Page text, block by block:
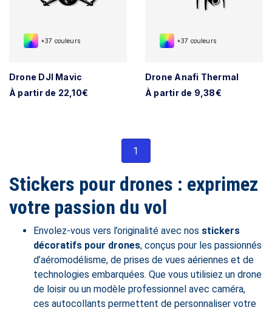
+37 couleurs
Drone DJI Mavic
À partir de 22,10€
+37 couleurs
Drone Anafi Thermal
À partir de 9,38€
1
Stickers pour drones : exprimez
votre passion du vol
Envolez-vous vers l’originalité avec nos stickers
décoratifs pour drones, conçus pour les passionnés
d’aéromodélisme, de prises de vues aériennes et de
technologies embarquées. Que vous utilisiez un drone
de loisir ou un modèle professionnel avec caméra,
ces autocollants permettent de personnaliser votre